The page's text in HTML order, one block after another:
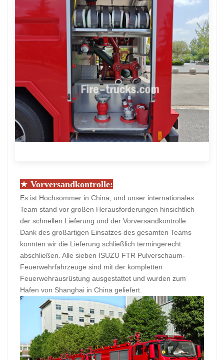
★ Vorversandkontrolle:
Es ist Hochsommer in China, und unser internationales
Team stand vor großen Herausforderungen hinsichtlich
der schnellen Lieferung und der Vorversandkontrolle.
Dank des großartigen Einsatzes des gesamten Teams
konnten wir die Lieferung schließlich termingerecht
abschließen. Alle sieben ISUZU FTR Pulverschaum-
Feuerwehrfahrzeuge sind mit der kompletten
Feuerwehrausrüstung ausgestattet und wurden zum
Hafen von Shanghai in China geliefert.